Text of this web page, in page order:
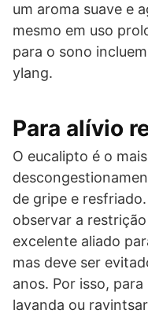
um aroma suave e
mesmo em uso
para o sono
ylang.
Para alívio
O eucalipto é o
de gripe e
observar a
excelente aliado
mas deve ser
anos. Por isso,
lavanda ou